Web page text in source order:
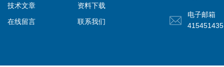
技术文章
资料下载
在线留言
联系我们
电子邮箱